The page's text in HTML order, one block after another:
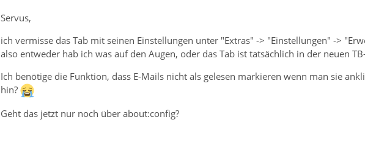
Servus,
ich vermisse das Tab mit seinen Einstellungen unter "Extras" -> "Einstellungen" ->
also entweder hab ich was auf den Augen, oder das Tab ist tatsächlich in der neuen
Ich benötige die Funktion, dass E-Mails nicht als gelesen markieren wenn man sie
hin?
Geht das jetzt nur noch über about:config?